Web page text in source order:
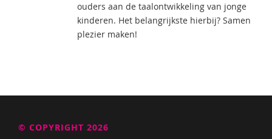
ouders aan de taalontwikkeling van jonge
kinderen. Het belangrijkste hierbij? Samen
plezier maken!
© COPYRIGHT 2026